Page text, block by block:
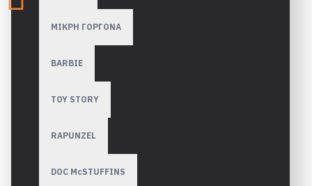
ΜΙΚΡΗ ΓΟΡΓΟΝΑ
BARBIE
TOY STORY
RAPUNZEL
DOC McSTUFFINS